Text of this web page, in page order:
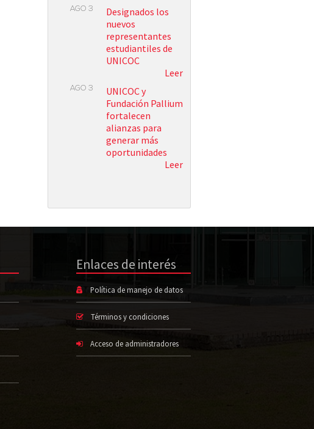
AGO 3
Designados los
nuevos
representantes
estudiantiles de
UNICOC
Leer
AGO 3
UNICOC y
Fundación Pallium
fortalecen
alianzas para
generar más
oportunidades
Leer
Enlaces de interés
Política de manejo de datos
Términos y condiciones
Acceso de administradores